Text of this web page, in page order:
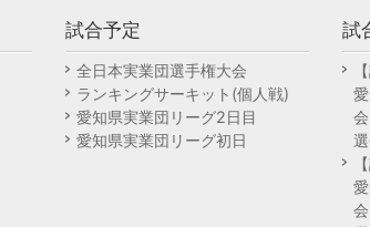
試合予定
全日本実業団選手権大会
ランキングサーキット(個人戦)
愛知県実業団リーグ2日目
愛知県実業団リーグ初日
試